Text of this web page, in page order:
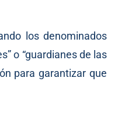
los denominados
o “guardianes de las
para garantizar que